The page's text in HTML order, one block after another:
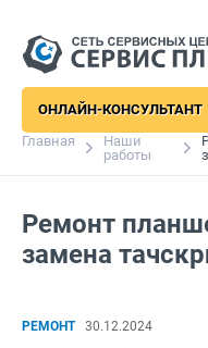
ОНЛАЙН-КОНСУЛЬТАНТ
Главная
Наши
работы
Ремонт
замена
РЕМОНТ 30.12.2024